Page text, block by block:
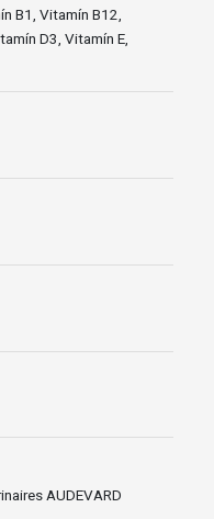
B1, Vitamín B12,
D3, Vitamín E,
AUDEVARD